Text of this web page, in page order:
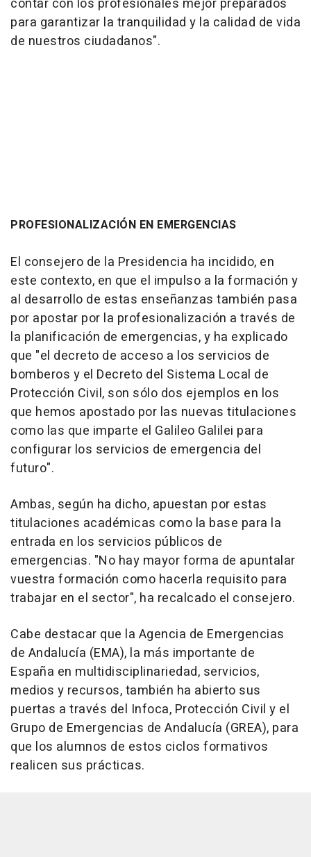
para garantizar la tranquilidad y la calidad de vida
de nuestros ciudadanos".
PROFESIONALIZACIÓN EN EMERGENCIAS
El consejero de la Presidencia ha incidido, en
este contexto, en que el impulso a la formación y
al desarrollo de estas enseñanzas también pasa
por apostar por la profesionalización a través de
la planificación de emergencias, y ha explicado
que "el decreto de acceso a los servicios de
bomberos y el Decreto del Sistema Local de
Protección Civil, son sólo dos ejemplos en los
que hemos apostado por las nuevas titulaciones
como las que imparte el Galileo Galilei para
configurar los servicios de emergencia del
futuro".
Ambas, según ha dicho, apuestan por estas
titulaciones académicas como la base para la
entrada en los servicios públicos de
emergencias. "No hay mayor forma de apuntalar
vuestra formación como hacerla requisito para
trabajar en el sector", ha recalcado el consejero.
Cabe destacar que la Agencia de Emergencias
de Andalucía (EMA), la más importante de
España en multidisciplinariedad, servicios,
medios y recursos, también ha abierto sus
puertas a través del Infoca, Protección Civil y el
Grupo de Emergencias de Andalucía (GREA), para
que los alumnos de estos ciclos formativos
realicen sus prácticas.